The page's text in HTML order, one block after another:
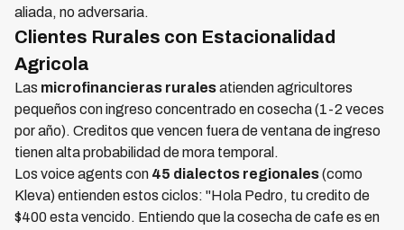
aliada, no adversaria.
Clientes Rurales con Estacionalidad
Agricola
Las microfinancieras ruralesatienden agricultores
pequeños con ingreso concentrado en cosecha (1-2 veces
por año). Creditos que vencen fuera de ventana de ingreso
tienen alta probabilidad de mora temporal.
Los voice agents con 45 dialectos regionales(como
Kleva) entienden estos ciclos: "Hola Pedro, tu credito de
$400 esta vencido. Entiendo que la cosecha de cafe es en